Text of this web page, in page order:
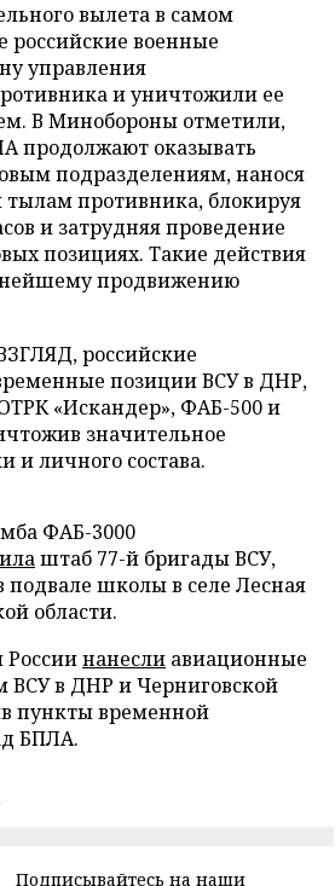
вылета в самом
российские военные
управления
и уничтожили ее
В Минобороны отметили,
продолжают оказывать
подразделениям, нанося
противника, блокируя
и затрудняя проведение
позициях. Такие действия
продвижению
российские
позиции ВСУ в ДНР,
«Искандер», ФАБ-500 и
значительное
и личного состава.
ФАБ-3000
штаб 77-й бригады ВСУ,
подвале школы в селе Лесная
области.
нанесли авиационные
ВСУ в ДНР и Черниговской
пункты временной
БПЛА.
Подписывайтесь на наши